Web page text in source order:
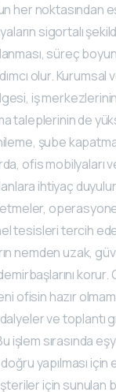
her noktasından
sigortalı
süreç
olur. Kurumsal
iş
taleplerinin de
şube
ofis mobilyaları
ihtiyaç
tesisleri tercih
nemden uzak,
korur.
ofisin hazır
ve toplantı
işlem sırasında
yapılması
için sunulan